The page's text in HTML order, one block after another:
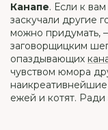
Канапе. Если к
заскучали другие
можно придумать,
заговорщицким
опаздывающих
чувством юмора
ежей и котят. Ради